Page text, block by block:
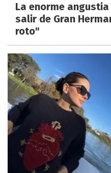
La enorme
salir de Gran
roto"